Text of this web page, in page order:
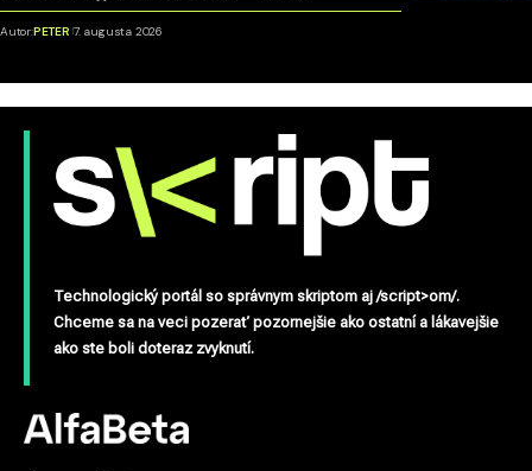
Autor:PETER 7. augusta 2026
Technologický portál so správnym skriptom aj /script>om/.
Chceme sa na veci pozerať pozornejšie ako ostatní a lákavejšie
ako ste boli doteraz zvyknutí.